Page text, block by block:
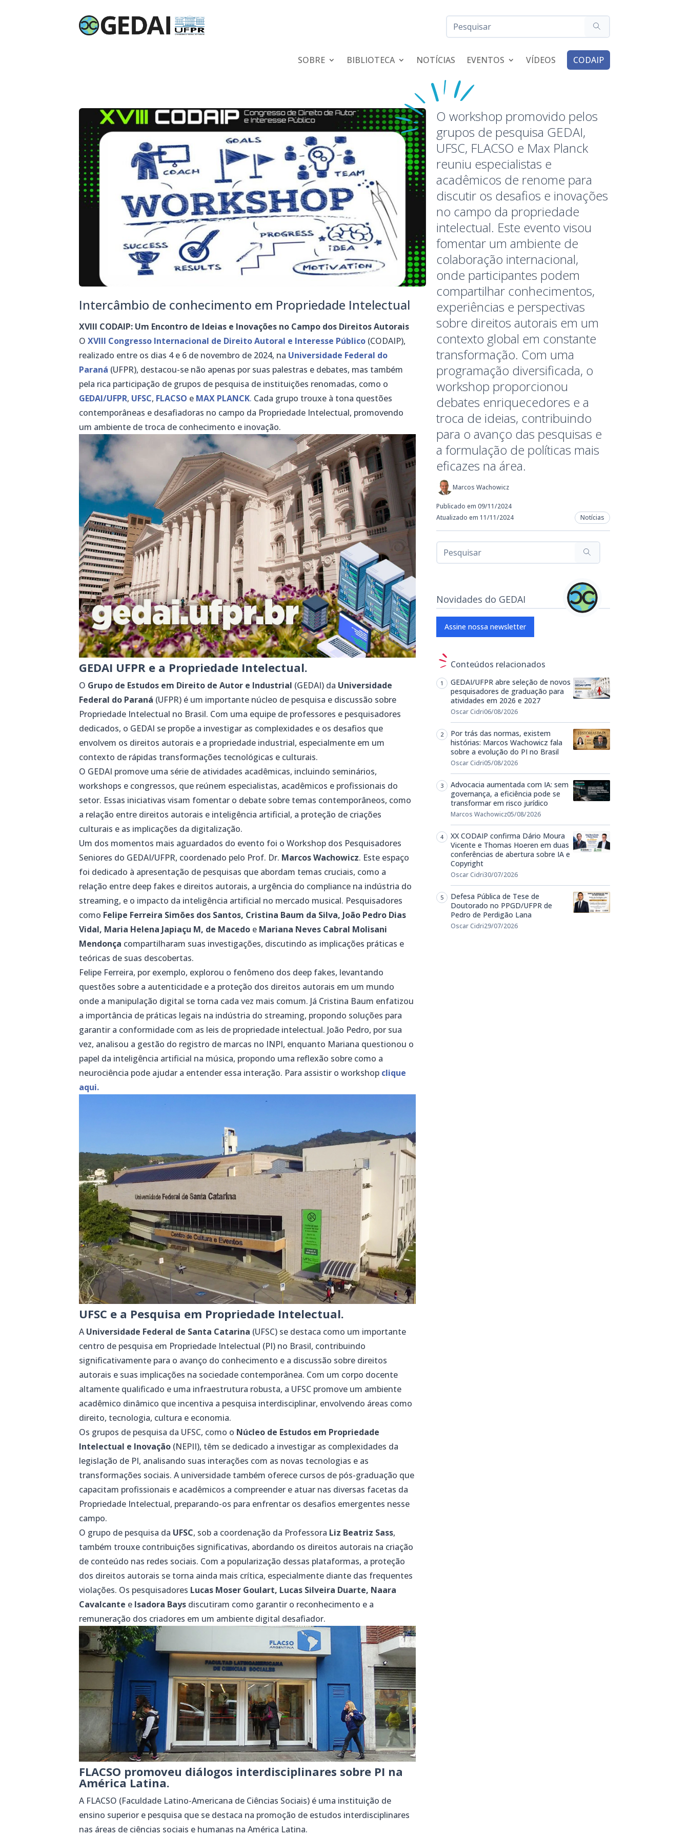
SOBRE BIBLIOTECA NOTÍCIAS EVENTOS VÍDEOS CODAIP
Intercâmbio de conhecimento em Propriedade Intelectual
XVIII CODAIP: Um Encontro de Ideias e Inovações no Campo dos Direitos Autorais
OXVIII Congresso Internacional de Direito Autoral e Interesse Público (CODAIP),
realizado entre os dias 4 e 6 de novembro de 2024, na Universidade Federal do
Paraná (UFPR), destacou-se não apenas por suas palestras e debates, mas também
pela rica participação de grupos de pesquisa de instituições renomadas, como o
GEDAI/UFPR, UFSC, FLACSO e MAX PLANCK. Cada grupo trouxe à tona questões
contemporâneas e desafiadoras no campo da Propriedade Intelectual, promovendo
um ambiente de troca de conhecimento e inovação.
GEDAI UFPR e a Propriedade Intelectual.
O Grupo de Estudos em Direito de Autor e Industrial (GEDAI) da Universidade
Federal do Paraná (UFPR) é um importante núcleo de pesquisa e discussão sobre
Propriedade Intelectual no Brasil. Com uma equipe de professores e pesquisadores
dedicados, o GEDAI se propõe a investigar as complexidades e os desafios que
envolvem os direitos autorais e a propriedade industrial, especialmente em um
contexto de rápidas transformações tecnológicas e culturais.
O GEDAI promove uma série de atividades acadêmicas, incluindo seminários,
workshops e congressos, que reúnem especialistas, acadêmicos e profissionais do
setor. Essas iniciativas visam fomentar o debate sobre temas contemporâneos, como
a relação entre direitos autorais e inteligência artificial, a proteção de criações
culturais e as implicações da digitalização.
Um dos momentos mais aguardados do evento foi o Workshop dos Pesquisadores
Seniores do GEDAI/UFPR, coordenado pelo Prof. Dr. Marcos Wachowicz. Este espaço
foi dedicado à apresentação de pesquisas que abordam temas cruciais, como a
relação entre deep fakes e direitos autorais, a urgência do compliance na indústria do
streaming, e o impacto da inteligência artificial no mercado musical. Pesquisadores
como Felipe Ferreira Simões dos Santos, Cristina Baum da Silva, João Pedro Dias
Vidal, Maria Helena Japiaçu M, de Macedo e Mariana Neves Cabral Molisani
Mendonça compartilharam suas investigações, discutindo as implicações práticas e
teóricas de suas descobertas.
Felipe Ferreira, por exemplo, explorou o fenômeno dos deep fakes, levantando
questões sobre a autenticidade e a proteção dos direitos autorais em um mundo
onde a manipulação digital se torna cada vez mais comum. Já Cristina Baum enfatizou
a importância de práticas legais na indústria do streaming, propondo soluções para
garantir a conformidade com as leis de propriedade intelectual. João Pedro, por sua
vez, analisou a gestão do registro de marcas no INPI, enquanto Mariana questionou o
papel da inteligência artificial na música, propondo uma reflexão sobre como a
neurociência pode ajudar a entender essa interação. Para assistir o workshop clique
aqui.
UFSC e a Pesquisa em Propriedade Intelectual.
AUniversidade Federal de Santa Catarina (UFSC) se destaca como um importante
centro de pesquisa em Propriedade Intelectual (PI) no Brasil, contribuindo
significativamente para o avanço do conhecimento e a discussão sobre direitos
autorais e suas implicações na sociedade contemporânea. Com um corpo docente
altamente qualificado e uma infraestrutura robusta, a UFSC promove um ambiente
acadêmico dinâmico que incentiva a pesquisa interdisciplinar, envolvendo áreas como
direito, tecnologia, cultura e economia.
Os grupos de pesquisa da UFSC, como o Núcleo de Estudos em Propriedade
Intelectual e Inovação (NEPII), têm se dedicado a investigar as complexidades da
legislação de PI, analisando suas interações com as novas tecnologias e as
transformações sociais. A universidade também oferece cursos de pós-graduação que
capacitam profissionais e acadêmicos a compreender e atuar nas diversas facetas da
Propriedade Intelectual, preparando-os para enfrentar os desafios emergentes nesse
campo.
O grupo de pesquisa da UFSC, sob a coordenação da Professora Liz Beatriz Sass,
também trouxe contribuições significativas, abordando os direitos autorais na criação
de conteúdo nas redes sociais. Com a popularização dessas plataformas, a proteção
dos direitos autorais se torna ainda mais crítica, especialmente diante das frequentes
violações. Os pesquisadores Lucas Moser Goulart, Lucas Silveira Duarte, Naara
Cavalcante e Isadora Bays discutiram como garantir o reconhecimento e a
remuneração dos criadores em um ambiente digital desafiador.
FLACSO promoveu diálogos interdisciplinares sobre PI na
América Latina.
A FLACSO (Faculdade Latino-Americana de Ciências Sociais) é uma instituição de
ensino superior e pesquisa que se destaca na promoção de estudos interdisciplinares
nas áreas de ciências sociais e humanas na América Latina.
O workshop promovido pelos
grupos de pesquisa GEDAI,
UFSC, FLACSO e Max Planck
reuniu especialistas e
acadêmicos de renome para
discutir os desafios e inovações
no campo da propriedade
intelectual. Este evento visou
fomentar um ambiente de
colaboração internacional,
onde participantes podem
compartilhar conhecimentos,
experiências e perspectivas
sobre direitos autorais em um
contexto global em constante
transformação. Com uma
programação diversificada, o
workshop proporcionou
debates enriquecedores e a
troca de ideias, contribuindo
para o avanço das pesquisas e
a formulação de políticas mais
eficazes na área.
Marcos Wachowicz
Publicado em 09/11/2024
Atualizado em 11/11/2024
Notícias
Novidades do GEDAI
Assine nossa newsletter
Conteúdos relacionados
GEDAI/UFPR abre seleção de novos
pesquisadores de graduação para
atividades em 2026 e 2027
Oscar Cidri06/08/2026
Por trás das normas, existem
histórias: Marcos Wachowicz fala
sobre a evolução do PI no Brasil
Oscar Cidri05/08/2026
Advocacia aumentada com IA: sem
governança, a eficiência pode se
transformar em risco jurídico
Marcos Wachowicz05/08/2026
XX CODAIP confirma Dário Moura
Vicente e Thomas Hoeren em duas
conferências de abertura sobre IA e
Copyright
Oscar Cidri30/07/2026
Defesa Pública de Tese de
Doutorado no PPGD/UFPR de
Pedro de Perdigão Lana
Oscar Cidri29/07/2026